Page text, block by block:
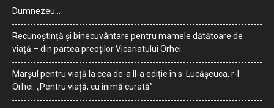
Dumnezeu…
Recunoștință și binecuvântare pentru mamele dătătoare de
viață – din partea preoților Vicariatului Orhei
Marșul pentru viață la cea de-a II-a ediție în s. Lucășeuca, r-l
Orhei: „Pentru viață, cu inimă curată”